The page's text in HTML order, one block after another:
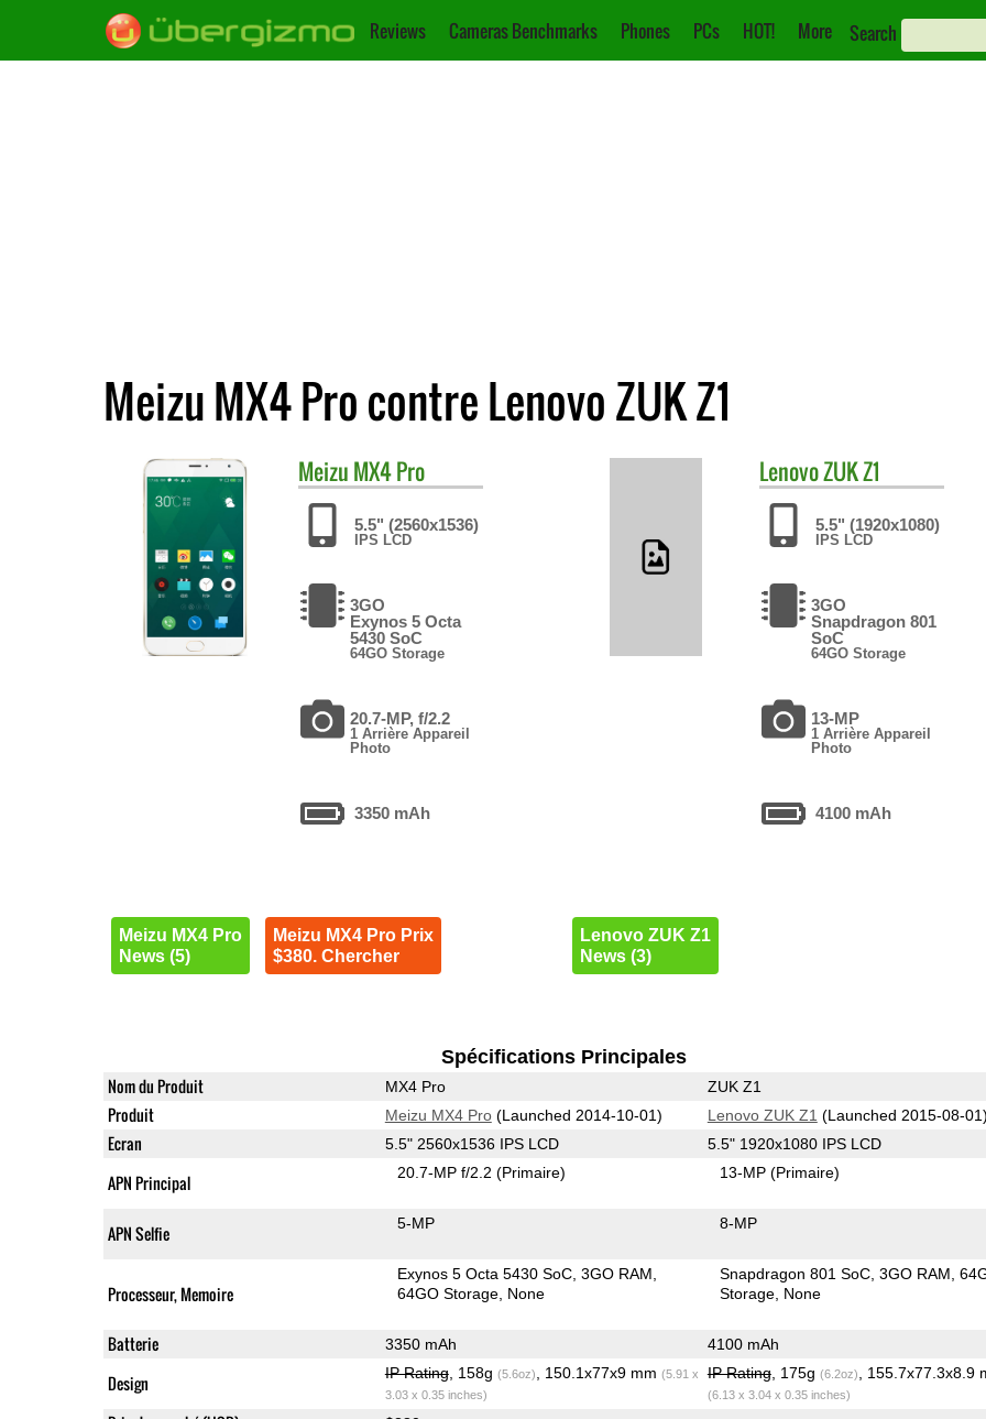
Reviews Cameras Benchmarks Phones PCs HOT! More Search
Meizu MX4 Pro contre Lenovo ZUK Z1
Meizu MX4 Pro
5.5" (2560x1536)
IPS LCD
3GO
Exynos 5 Octa
5430 SoC
64GO Storage
20.7-MP, f/2.2
1 Arrière Appareil
Photo
3350 mAh
Meizu MX4 Pro
News (5)
Meizu MX4 Pro Prix
$380. Chercher
LenovoZUK Z1
5.5" (1920x1080)
IPS LCD
3GO
Snapdragon 801
SoC
64GO Storage
13-MP
1 Arrière Appareil
Photo
4100 mAh
Lenovo ZUK Z1
News (3)
Spécifications Principales
Nom du Produit MX4 Pro ZUK Z1
Produit Meizu MX4 Pro(Launched 2014-10-01) Lenovo ZUK Z1 (Launched 2015-08-01)
Ecran 5.5" 2560x1536 IPS LCD 5.5" 1920x1080 IPS LCD
APN Principal 20.7-MP f/2.2(Primaire) 13-MP(Primaire)
APN Selfie 5-MP 8-MP
Processeur, Memoire
Exynos 5 Octa 5430 SoC 3GO RAM
64GO Storage None
Snapdragon 801 SoC 3GO RAM
Storage None
Batterie 3350 mAh 4100 mAh
Design IP Rating, 158g (5.6oz) , 150.1x77x9 mm (5.91 x
3.03 x 0.35 inches)
IP Rating, 175g (6.2oz) , 155.7x77.3x8.9
(6.13 x 3.04 x 0.35 inches)